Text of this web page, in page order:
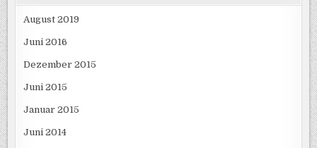
August 2019
Juni 2016
Dezember 2015
Juni 2015
Januar 2015
Juni 2014